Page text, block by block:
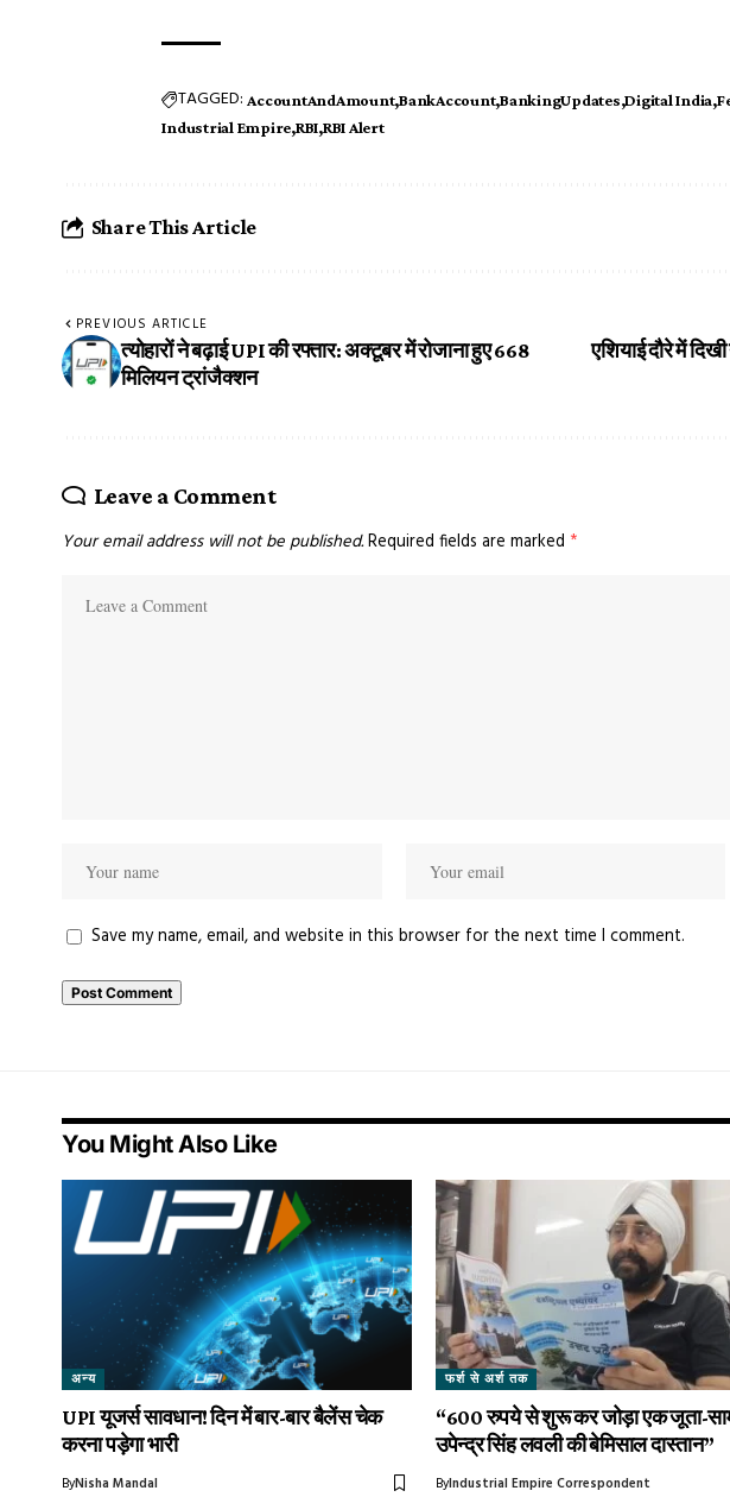
TAGGED: AccountAndAmount BankAccount BankingUpdates Digital India
Industrial Empire RBI RBI Alert
Share This Article
PREVIOUS ARTICLE
त्योहारों ने बढ़ाई UPI की रफ्तार: अक्टूबर में रोजाना हुए 668
मिलियन ट्रांजैक्शन
एशियाई दौरे में
Leave a Comment
Your email address will not be published.Required fields are marked *
Save my name, email, and website in this browser for the next time I comment.
You Might Also Like
अन्य
UPI यूजर्स सावधान! दिन में बार-बार बैलेंस चेक
करना पड़ेगा भारी
ByNisha Mandal
फर्श से अर्श तक
“600 रुपये से शुरू कर जोड़ा एक जूता-
उपेन्द्र सिंह लवली की बेमिसाल दास्तान”
ByIndustrial Empire Correspondent